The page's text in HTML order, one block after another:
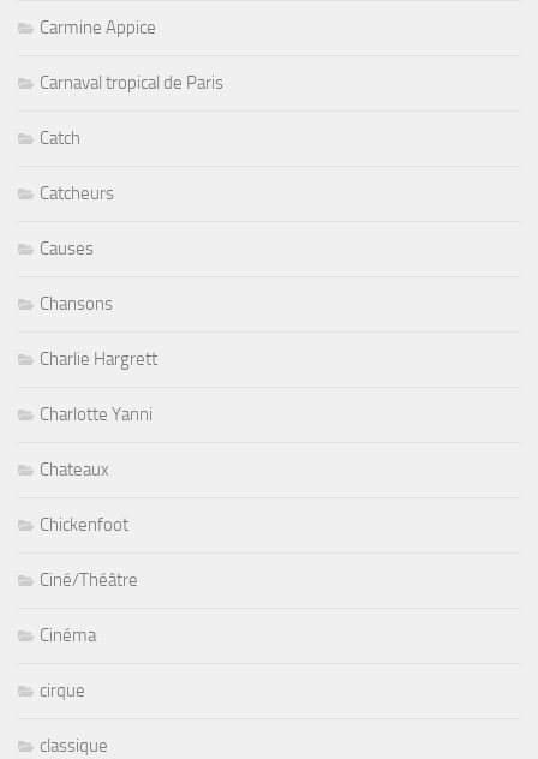
Carmine Appice
Carnaval tropical de Paris
Catch
Catcheurs
Causes
Chansons
Charlie Hargrett
Charlotte Yanni
Chateaux
Chickenfoot
Ciné/Théâtre
Cinéma
cirque
classique